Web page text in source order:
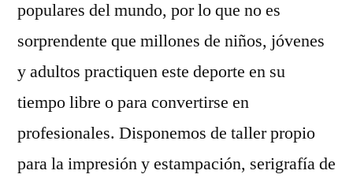
populares del mundo, por lo que no es
sorprendente que millones de niños, jóvenes
y adultos practiquen este deporte en su
tiempo libre o para convertirse en
profesionales. Disponemos de taller propio
para la impresión y estampación, serigrafía de